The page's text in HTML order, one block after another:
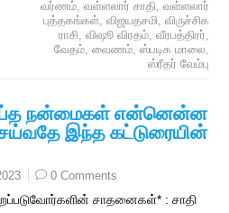
வர்ணம், வள்ளலார் சாதி, வள்ளலார்
புத்தகங்கள், விஜயதசமி, விருச்சிக
ராசி, விஷூ விரதம், வீரபத்திரர்,
வேதம், வைணம், ஸ்படிக மாலை,
ஸ்ரீதர் வேம்பு
நன்மைகள் என்னென்ன
இந்த கட்டுரையின்
0 Comments
சாதனைகள்* : சாதி